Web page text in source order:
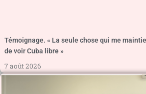
Témoignage. « La seule chose qui me
de voir Cuba libre »
7 août 2026